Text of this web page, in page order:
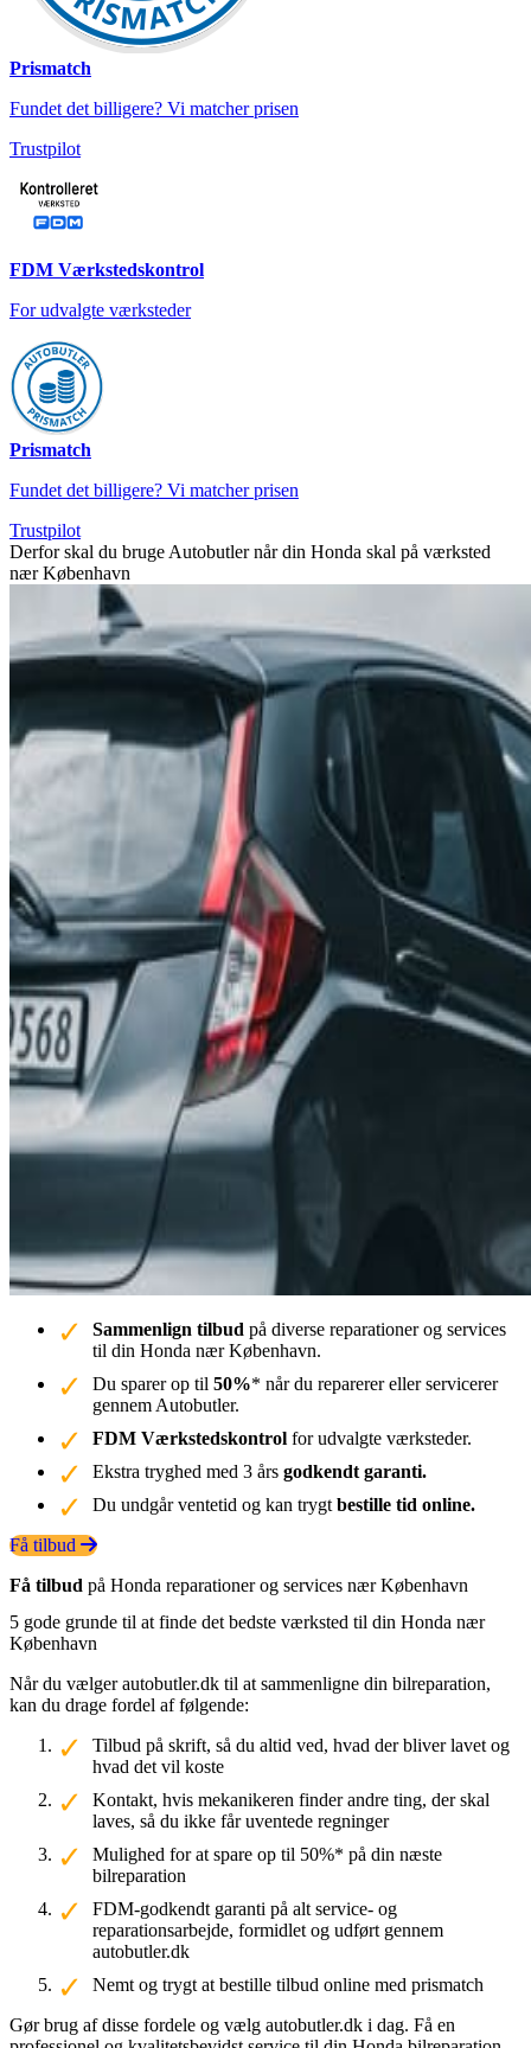
Prismatch
Fundet det billigere? Vi matcher prisen
Trustpilot
FDM Værkstedskontrol
For udvalgte værksteder
Prismatch
Fundet det billigere? Vi matcher prisen
Trustpilot
Derfor skal du bruge Autobutler når din Honda skal på værksted
nær København
Sammenlign tilbud på diverse reparationer og services
til din Honda nær København.
Du sparer op til 50%* når du reparerer eller servicerer
gennem Autobutler.
FDM Værkstedskontrol for udvalgte værksteder.
Ekstra tryghed med 3 års godkendt garanti.
Du undgår ventetid og kan trygt bestille tid online.
Få tilbud
Få tilbud på Honda reparationer og services nær København
5 gode grunde til at finde det bedste værksted til din Honda nær
København
Når du vælger autobutler.dk til at sammenligne din bilreparation,
kan du drage fordel af følgende:
Tilbud på skrift, så du altid ved, hvad der bliver lavet og
hvad det vil koste
Kontakt, hvis mekanikeren finder andre ting, der skal
laves, så du ikke får uventede regninger
Mulighed for at spare op til 50%* på din næste
bilreparation
FDM-godkendt garanti på alt service- og
reparationsarbejde, formidlet og udført gennem
autobutler.dk
Nemt og trygt at bestille tilbud online med prismatch
Gør brug af disse fordele og vælg autobutler.dk i dag. Få en